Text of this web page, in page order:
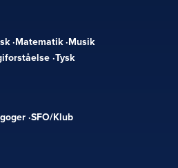
Matematik Musik
Tysk
SFO/Klub